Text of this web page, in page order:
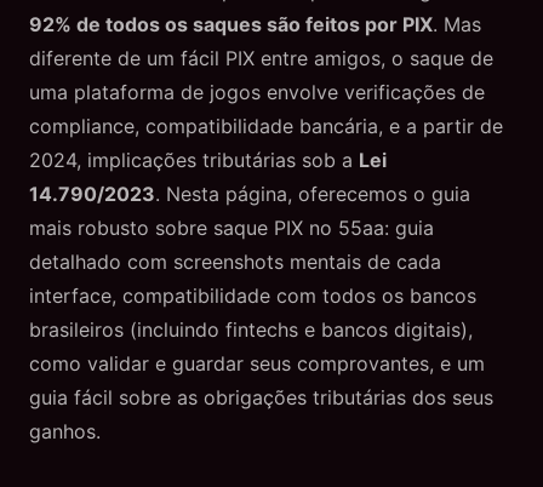
92% de todos os saques são feitos por PIX. Mas
diferente de um fácil PIX entre amigos, o saque de
uma plataforma de jogos envolve verificações de
compliance, compatibilidade bancária, e a partir de
2024, implicações tributárias sob a Lei
14.790/2023. Nesta página, oferecemos o guia
mais robusto sobre saque PIX no 55aa: guia
detalhado com screenshots mentais de cada
interface, compatibilidade com todos os bancos
brasileiros (incluindo fintechs e bancos digitais),
como validar e guardar seus comprovantes, e um
guia fácil sobre as obrigações tributárias dos seus
ganhos.